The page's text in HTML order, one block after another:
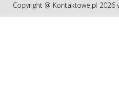
Copyright @ Kontaktowe.pl 2026